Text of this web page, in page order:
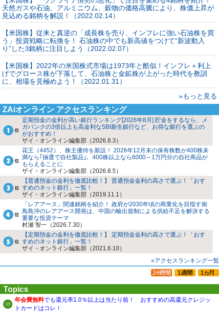
天然ガスや石油、アルミニウム、穀物の価格高騰により、株価上昇が
見込める銘柄を解説！（2022.02.14）
【米国株】従来と真逆の「成長株を売り、インフレに強い石油株を買
う」投資戦略に転換を！ 石油株の中でも新高値をつけて“新波動入
り”した3銘柄に注目しよう（2022.02.07）
【米国株】2022年の米国株式市場は1973年と酷似！インフレ＋利上
げでグロース株が下落して、石油株と金鉱株が上がった時代を教訓
に、相場を見極めよう！（2022.01.31）
»もっと見る
ZAiオンライン アクセスランキング
定期預金の金利が高い銀行ランキング[2026年8月] 貯金をするなら、メ
ガバンクの3倍以上も高金利なSBI新生銀行など、お得な銀行を選ぶの
がおすすめ！
ザイ・オンライン編集部（2026.8.3）
花王（4452）、株主優待を新設！ 2026年12月末の保有株数が400株未
満なら｢抽選で自社製品｣、400株以上なら6000～1万円分の自社商品が
もらえることに
ザイ・オンライン編集部（2026.8.5）
【普通預金の金利を徹底比較！】 普通預金金利の高さで選ぶ！「おす
すめのネット銀行」一覧！
ザイ・オンライン編集部（2019.11.1）
「レアアース」関連銘柄を紹介！ 政府が2030年頃の商業化を目指す南
鳥島沖のレアアース開発は、中国の輸出規制による供給不足を解決する
重要な投資テーマ
村瀬 智一（2026.7.30）
【定期預金の金利を徹底比較！】 定期預金金利の高さで選ぶ！「おす
すめのネット銀行」一覧！
ザイ・オンライン編集部（2021.6.10）
»アクセスランキング一覧
Topics
年会費無料でも還元率1.0％以上は当たり前！ おすすめの高還元クレジッ
トカードはコレ！